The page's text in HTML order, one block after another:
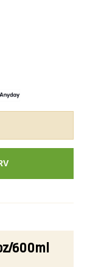
600ml